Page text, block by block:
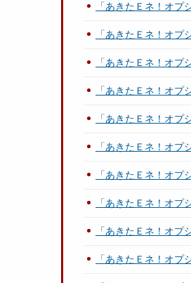
「あきたＥネ！オ
「あきたＥネ！オ
「あきたＥネ！オ
「あきたＥネ！オ
「あきたＥネ！オ
「あきたＥネ！オ
「あきたＥネ！オ
「あきたＥネ！オ
「あきたＥネ！オ
「あきたＥネ！オ